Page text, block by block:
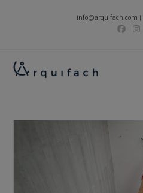
info@arquifach.com |